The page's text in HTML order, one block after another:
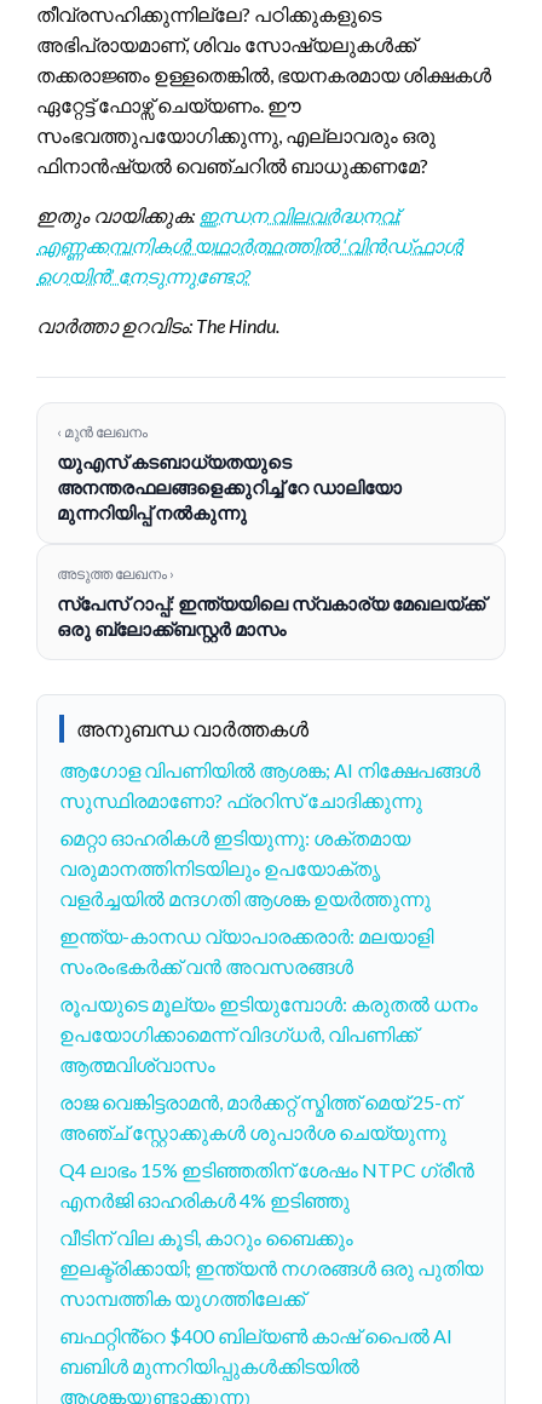
തീവ്രസഹിക്കുന്നില്ലേ? പഠിക്കുകളുടെ
അഭിപ്രായമാണ്, ശിവം സോഷ്യലുകൾക്ക്
തക്കരാജ്ഞം ഉള്ളതെങ്കിൽ, ഭയനകരമായ ശിക്ഷകൾ
ഏറ്റേട്ട് ഫോഴ്സ് ചെയ്യണം. ഈ
സംഭവത്തുപയോഗിക്കുന്നു, എല്ലാവരും ഒരു
ഫിനാൻഷ്യൽ വെഞ്ചറിൽ ബാധുക്കണമേ?
ഇതും വായിക്കുക: ഇന്ധന വിലവർദ്ധനവ്:
എണ്ണക്കമ്പനികൾ യഥാർത്ഥത്തിൽ ‘വിൻഡ്‌ഫാൾ
ഗെയിൻ’ നേടുന്നുണ്ടോ?
വാർത്താ ഉറവിടം: The Hindu.
‹ മുൻ ലേഖനം
യുഎസ് കടബാധ്യതയുടെ
അനന്തരഫലങ്ങളെക്കുറിച്ച് റേ ഡാലിയോ
മുന്നറിയിപ്പ് നൽകുന്നു
അടുത്ത ലേഖനം ›
സ്‌പേസ് റാപ്പ്: ഇന്ത്യയിലെ സ്വകാര്യ മേഖലയ്ക്ക്
ഒരു ബ്ലോക്ക്ബസ്റ്റർ മാസം
അനുബന്ധ വാർത്തകൾ
ആഗോള വിപണിയിൽ ആശങ്ക; AI നിക്ഷേപങ്ങൾ
സുസ്ഥിരമാണോ? ഫ്രറിസ് ചോദിക്കുന്നു
മെറ്റാ ഓഹരികൾ ഇടിയുന്നു: ശക്തമായ
വരുമാനത്തിനിടയിലും ഉപയോക്തൃ
വളർച്ചയിൽ മന്ദഗതി ആശങ്ക ഉയർത്തുന്നു
ഇന്ത്യ-കാനഡ വ്യാപാരക്കരാർ: മലയാളി
സംരംഭകർക്ക് വൻ അവസരങ്ങൾ
രൂപയുടെ മൂല്യം ഇടിയുമ്പോൾ: കരുതൽ ധനം
ഉപയോഗിക്കാമെന്ന് വിദഗ്ധർ, വിപണിക്ക്
ആത്മവിശ്വാസം
രാജ വെങ്കിട്ടരാമൻ, മാർക്കറ്റ് സ്മിത്ത് മെയ് 25-ന്
അഞ്ച് സ്റ്റോക്കുകൾ ശുപാർശ ചെയ്യുന്നു
Q4 ലാഭം 15% ഇടിഞ്ഞതിന് ശേഷം NTPC ഗ്രീൻ
എനർജി ഓഹരികൾ 4% ഇടിഞ്ഞു
വീടിന് വില കൂടി, കാറും ബൈക്കും
ഇലക്ട്രിക്കായി; ഇന്ത്യൻ നഗരങ്ങൾ ഒരു പുതിയ
സാമ്പത്തിക യുഗത്തിലേക്ക്
ബഫറ്റിൻ്റെ $400 ബില്യൺ കാഷ് പൈൽ AI
ബബിൾ മുന്നറിയിപ്പുകൾക്കിടയിൽ
ആശങ്കയുണ്ടാക്കുന്നു